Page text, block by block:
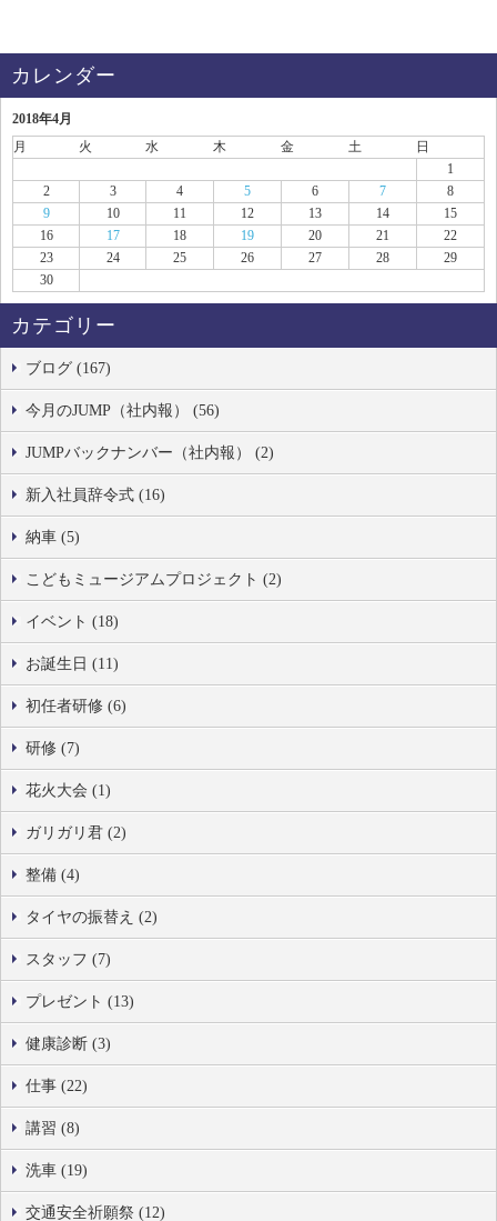
カレンダー
2018年4月
月
火 水 木 金 土
日
1
2
3 4 5 6 7
8
9
10 11 12 13 14
15
16
17 18 19 20 21
22
23
24 25 26 27 28
29
30
カテゴリー
ブログ (167)
今月のJUMP（社内報） (56)
JUMPバックナンバー（社内報） (2)
新入社員辞令式 (16)
納車 (5)
こどもミュージアムプロジェクト (2)
イベント (18)
お誕生日 (11)
初任者研修 (6)
研修 (7)
花火大会 (1)
ガリガリ君 (2)
整備 (4)
タイヤの振替え (2)
スタッフ (7)
プレゼント (13)
健康診断 (3)
仕事 (22)
講習 (8)
洗車 (19)
交通安全祈願祭 (12)